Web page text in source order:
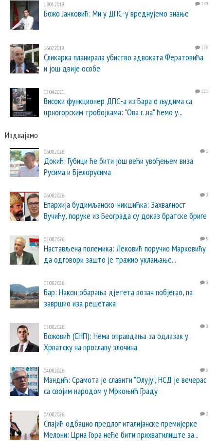
18.01.2019. 140
Божо Јанковић: Ми у ДПС-у вреднујемо знање
16.02.2019. 123
Сликарка планирала убиство адвоката Фератовића
и још двије особе
02.04.2021. 121
Високи функционер ДПС-а из Бара о људима са
црногорским тробојкама: "Ова г..на" ћемо у...
Издвајамо
06.08.2026. 1
Докић: Губици ће бити још већи увођењем виза
Русима и Бјелорусима
06.08.2026. 0
Епархија будимљанско-никшићка: Захвалност
Вучићу, поруке из Београда су доказ братске бриге
05.08.2026. 5
Настављена полемика: Лековић поручио Марковићу
да одговори зашто је тражио уклањање...
05.08.2026. 0
Бар: Након обарања дјетета возач побјегао, па
завршио иза решетака
05.08.2026. 0
Божовић (СНП): Нема оправдања за одлазак у
Хрватску на прославу злочина
04.08.2026. 6
Мандић: Срамота је славити "Олују", НСД је вечерас
са својим народом у Мркоњић Граду
04.08.2026. 2
Спајић одбацио предлог италијанске премијерке
Мелони: Црна Гора неће бити прихватилиште за...